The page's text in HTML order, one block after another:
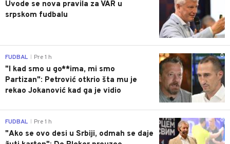
Uvode se nova pravila za VAR u
srpskom fudbalu
0
FUDBAL Pre 1 h
"I kad smo u go**ima, mi smo
Partizan": Petrović otkrio šta mu je
rekao Jokanović kad ga je vidio
0
FUDBAL Pre 1 h
"Ako se ovo desi u Srbiji, odmah se daje